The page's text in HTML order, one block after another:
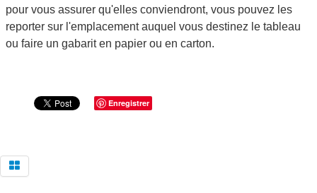
pour vous assurer qu'elles conviendront, vous pouvez les
reporter sur l'emplacement auquel vous destinez le tableau
ou faire un gabarit en papier ou en carton.
Enregistrer